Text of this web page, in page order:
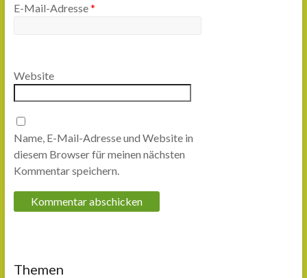
E-Mail-Adresse*
Website
Name, E-Mail-Adresse und Website in
diesem Browser für meinen nächsten
Kommentar speichern.
Themen